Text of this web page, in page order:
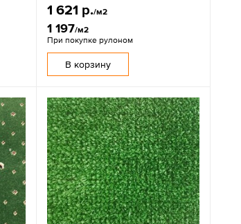
1 621 р./м2
1 197/м2
При покупке рулоном
В корзину